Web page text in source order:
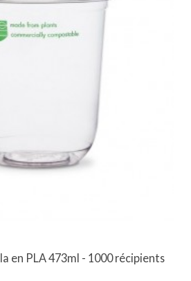
en PLA 473ml - 1000 récipients